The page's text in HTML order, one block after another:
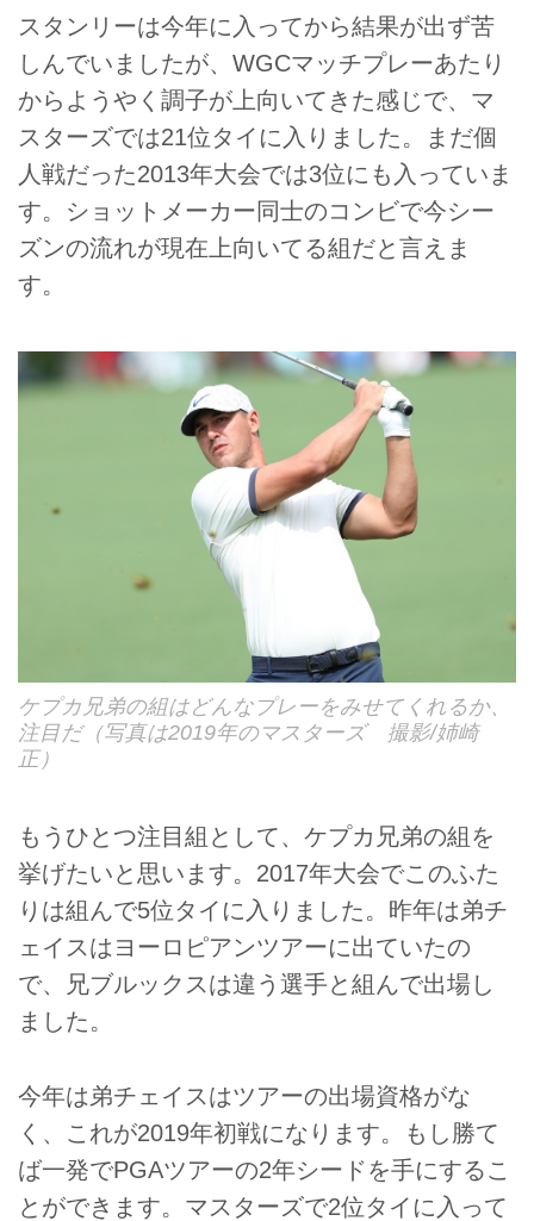
スタンリーは今年に入ってから結果が出ず苦
しんでいましたが、WGCマッチプレーあたり
からようやく調子が上向いてきた感じで、マ
スターズでは21位タイに入りました。まだ個
人戦だった2013年大会では3位にも入っていま
す。ショットメーカー同士のコンビで今シー
ズンの流れが現在上向いてる組だと言えま
す。
ケプカ兄弟の組はどんなプレーをみせてくれるか、
注目だ（写真は2019年のマスターズ 撮影/姉崎
正）
もうひとつ注目組として、ケプカ兄弟の組を
挙げたいと思います。2017年大会でこのふた
りは組んで5位タイに入りました。昨年は弟チ
ェイスはヨーロピアンツアーに出ていたの
で、兄ブルックスは違う選手と組んで出場し
ました。
今年は弟チェイスはツアーの出場資格がな
く、これが2019年初戦になります。もし勝て
ば一発でPGAツアーの2年シードを手にするこ
とができます。マスターズで2位タイに入って